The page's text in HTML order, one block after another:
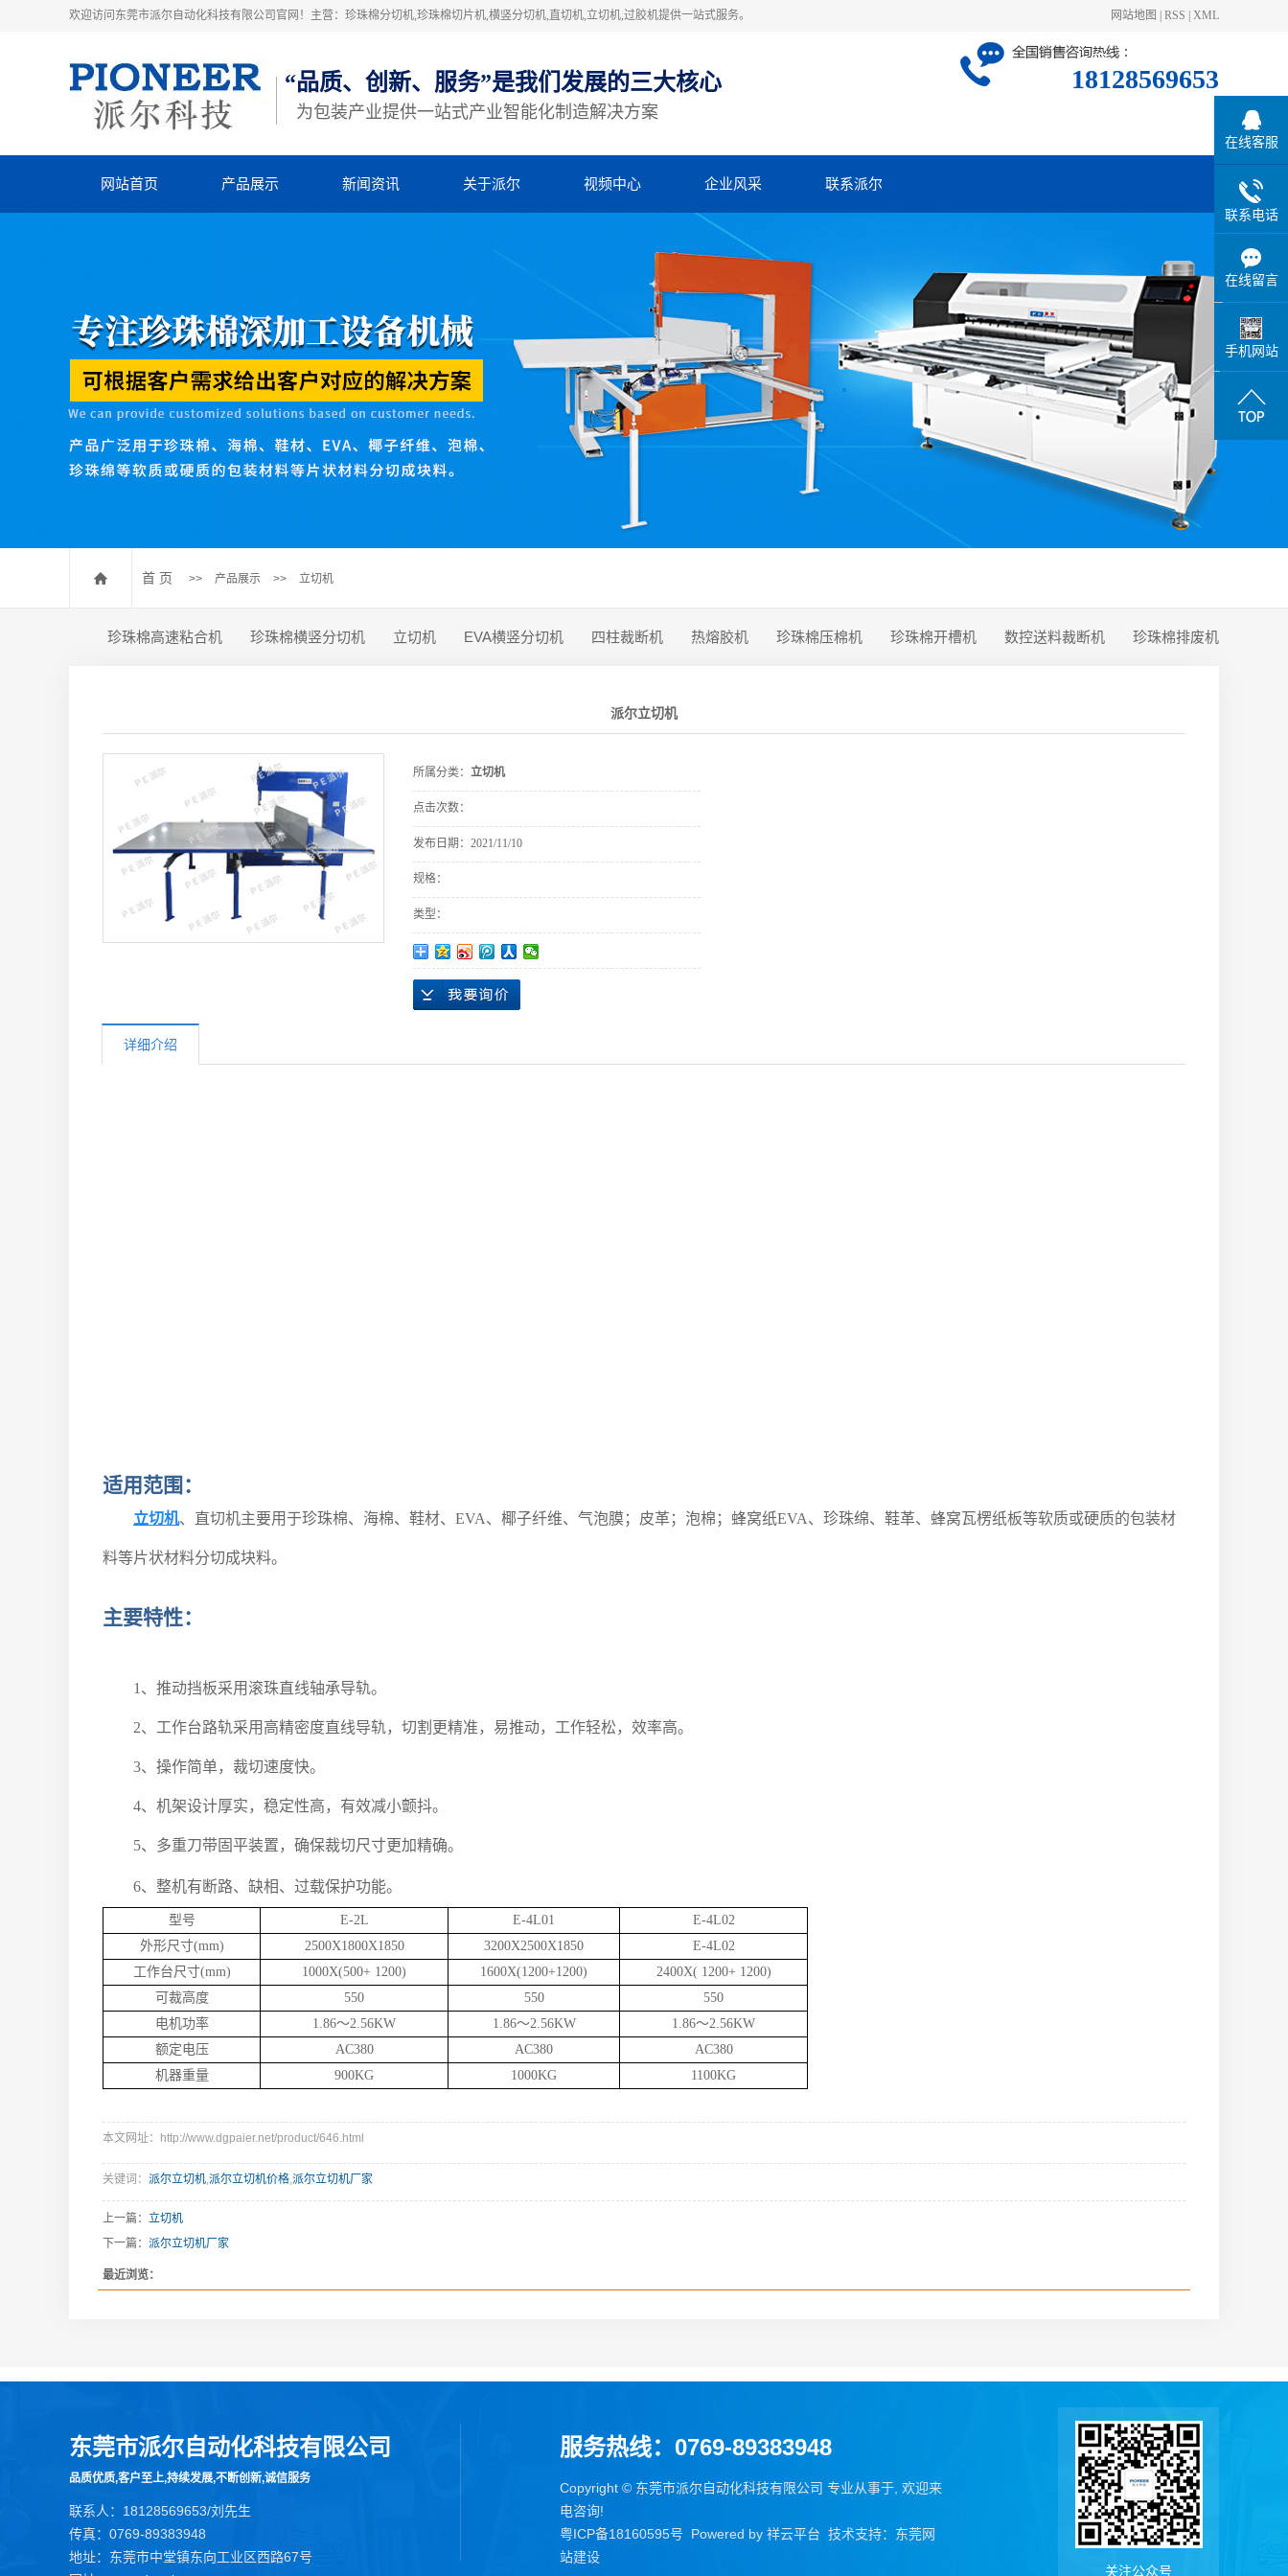
欢迎访问东莞市派尔自动化科技有限公司官网！主营：珍珠棉分切机,珍珠棉切片机,横竖分切机,直切机,立切机,过胶机提供一站式服务。 网站地图 RSS XML
“品质、创新、服务”是我们发展的三大核心
为包装产业提供一站式产业智能化制造解决方案
18128569653
网站首页 产品展示
EVA横竖分切机
四柱裁断机
热熔胶机
珍珠棉压棉机
新闻资讯 关于派尔 视频中心 企业风采 联系派尔
首 页 >> 产品展示 >> 立切机
珍珠棉高速粘合机 珍珠棉横竖分切机 立切机 EVA横竖分切机 四柱裁断机 热熔胶机 珍珠棉压棉机 珍珠棉开槽机 数控送料裁断机 珍珠棉排废机
派尔立切机
所属分类： 立切机
点击次数：
发布日期： 2021/11/10
规格：
类型：
详细介绍
适用范围：
立切机、直切机主要用于珍珠棉、海棉、鞋材、 EVA、椰子纤维、气泡膜；皮革；泡棉；蜂窝纸EVA、珍珠绵、鞋革、蜂窝瓦楞纸板等软质或硬质的包装材
料等片状材料分切成块料。
主要特性：
1、 推动挡板采用滚珠直线轴承导轨。
2、工作台路轨采用高精密度直线导轨，切割更精准，易推动，工作轻松，效率高。
3、操作简单，裁切速度快。
4、机架设计厚实，稳定性高，有效减小颤抖。
5、多重刀带固平装置，确保裁切尺寸更加精确。
6、整机有断路、缺相、过载保护功能。
型号 E-2L E-4L01
E-4L02
外形尺寸(mm)
2500X1800X1850 3200X2500X1850
E-4L02
工作台尺寸(mm)
1000X(500+ 1200) 1600X(1200+1200)
2400X( 1200+ 1200)
可裁高度
550 550
550
电机功率
1.86～2.56KW 1.86～2.56KW
1.86～2.56KW
额定电压
AC380 AC380
AC380
机器重量
900KG 1000KG 1100KG
本文网址：http://www.dgpaier.net/product/646.html
关键词： 派尔立切机,派尔立切机价格,派尔立切机厂家
上一篇： 立切机
下一篇： 派尔立切机厂家
最近浏览：
东莞市派尔自动化科技有限公司
品质优质,客户至上,持续发展,不断创新,诚信服务
联系人：18128569653/刘先生
传真：0769-89383948
地址：东莞市中堂镇东向工业区西路67号
服务热线：0769-89383948
Copyright © 东莞市派尔自动化科技有限公司 专业从事于, 欢迎来
电咨询!
粤ICP备18160595号 Powered by 祥云平台 技术支持： 东莞网
站建设
关注公众号
在线客服
联系电话
在线留言
手机网站